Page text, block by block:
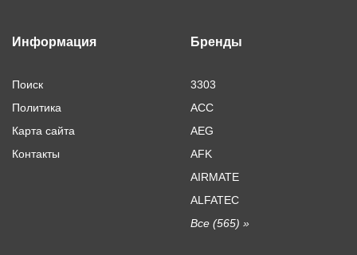
Информация
Поиск
Политика
Карта сайта
Контакты
Бренды
3303
ACC
AEG
AFK
AIRMATE
ALFATEC
Все (565) »